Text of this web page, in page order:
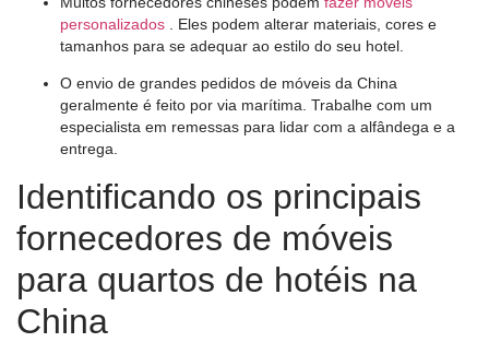
personalizados
. Eles podem alterar materiais, cores e
tamanhos para se adequar ao estilo do seu hotel.
O envio de grandes pedidos de móveis da China
geralmente é feito por via marítima. Trabalhe com um
especialista em remessas para lidar com a alfândega e a
entrega.
Identificando os principais
fornecedores de móveis
para quartos de hotéis na
China